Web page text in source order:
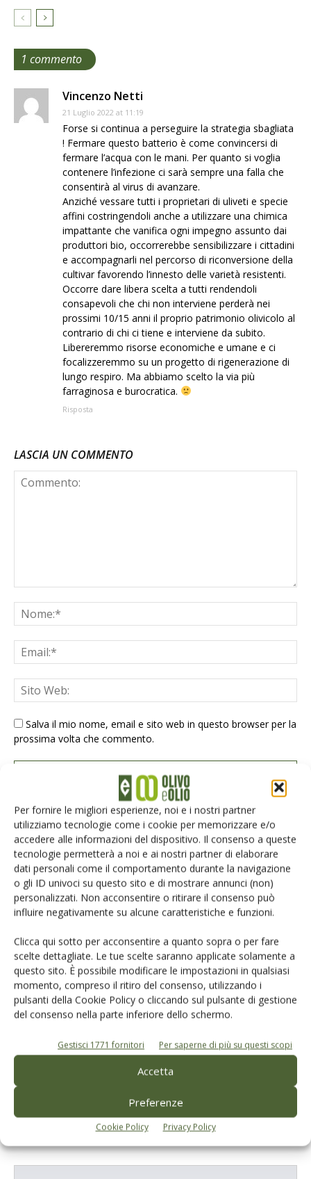
Per fornire le migliori esperienze, noi e i nostri partner
utilizziamo tecnologie come i cookie per memorizzare e/o
accedere alle informazioni del dispositivo. Il consenso a queste
tecnologie permetterà a noi e ai nostri partner di elaborare
dati personali come il comportamento durante la navigazione
o gli ID univoci su questo sito e di mostrare annunci (non)
personalizzati. Non acconsentire o ritirare il consenso può
influire negativamente su alcune caratteristiche e funzioni.
Clicca qui sotto per acconsentire a quanto sopra o per fare
scelte dettagliate. Le tue scelte saranno applicate solamente a
questo sito. È possibile modificare le impostazioni in qualsiasi
momento, compreso il ritiro del consenso, utilizzando i
pulsanti della Cookie Policy o cliccando sul pulsante di gestione
del consenso nella parte inferiore dello schermo.
Gestisci 1771 fornitori Per saperne di più su questi scopi
Accetta
Preferenze
Cookie Policy Privacy Policy
1 commento
Vincenzo Netti
21 Luglio 2022 at 11:19
Forse si continua a perseguire la strategia sbagliata
! Fermare questo batterio è come convincersi di
fermare l’acqua con le mani. Per quanto si voglia
contenere l’infezione ci sarà sempre una falla che
consentirà al virus di avanzare.
Anziché vessare tutti i proprietari di uliveti e specie
affini costringendoli anche a utilizzare una chimica
impattante che vanifica ogni impegno assunto dai
produttori bio, occorrerebbe sensibilizzare i cittadini
e accompagnarli nel percorso di riconversione della
cultivar favorendo l’innesto delle varietà resistenti.
Occorre dare libera scelta a tutti rendendoli
consapevoli che chi non interviene perderà nei
prossimi 10/15 anni il proprio patrimonio olivicolo al
contrario di chi ci tiene e interviene da subito.
Libereremmo risorse economiche e umane e ci
focalizzeremmo su un progetto di rigenerazione di
lungo respiro. Ma abbiamo scelto la via più
farraginosa e burocratica.
Risposta
LASCIA UN COMMENTO
Salva il mio nome, email e sito web in questo browser per la
prossima volta che commento.
E-magazine
Tecniche, prodotti e servizi dalle aziende
Catalogo Aziende e Prodotti
Un modo semplice per cercare un'azienda o un
prodotto!
Cerca adesso